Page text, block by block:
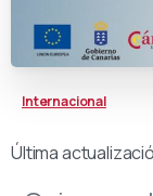
Internacional
Última